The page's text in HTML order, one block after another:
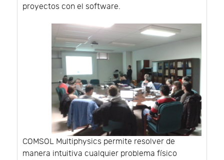
proyectos con el software.
COMSOL Multiphysics permite resolver de
manera intuitiva cualquier problema físico